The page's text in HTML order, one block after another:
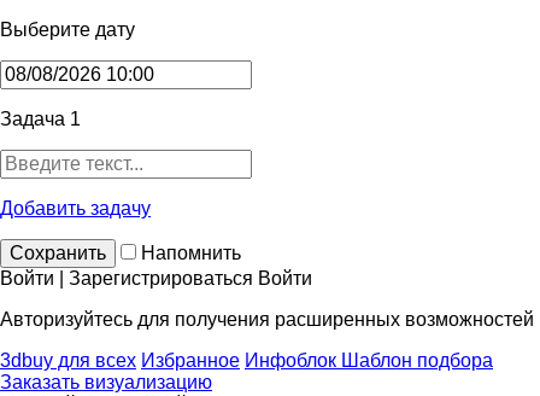
Выберите дату
Задача 1
Добавить задачу
Сохранить
Напомнить
Войти | Зарегистрироваться Войти
Авторизуйтесь для получения расширенных возможностей
3dbuy для всех Избранное Инфоблок Шаблон подбора
Заказать визуализацию